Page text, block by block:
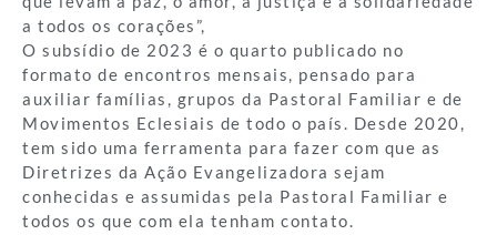
a todos os corações”,
O subsídio de 2023 é o quarto publicado no
formato de encontros mensais, pensado para
auxiliar famílias, grupos da Pastoral Familiar e de
Movimentos Eclesiais de todo o país. Desde 2020,
tem sido uma ferramenta para fazer com que as
Diretrizes da Ação Evangelizadora sejam
conhecidas e assumidas pela Pastoral Familiar e
todos os que com ela tenham contato.